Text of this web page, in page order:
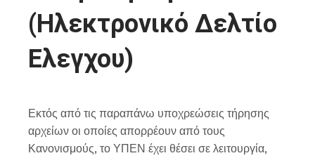
(Ηλεκτρονικό Δελτίο
Ελεγχου)
Εκτός από τις παραπάνω υποχρεώσεις τήρησης
αρχείων οι οποίες απορρέουν από τους
Κανονισμούς, το ΥΠΕΝ έχει θέσει σε λειτουργία,